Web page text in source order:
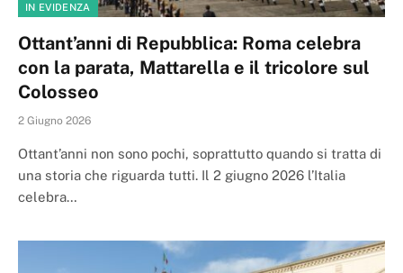
IN EVIDENZA
Ottant’anni di Repubblica: Roma celebra
con la parata, Mattarella e il tricolore sul
Colosseo
2 Giugno 2026
Ottant’anni non sono pochi, soprattutto quando si tratta di
una storia che riguarda tutti. Il 2 giugno 2026 l’Italia
celebra…